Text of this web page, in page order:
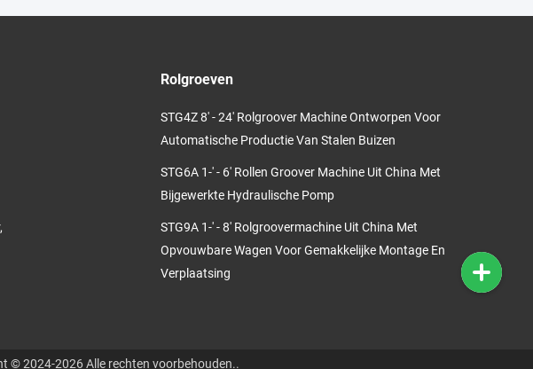
Rolgroeven
STG4Z 8' - 24' Rolgroover Machine Ontworpen Voor
Automatische Productie Van Stalen Buizen
STG6A 1-' - 6' Rollen Groover Machine Uit China Met
Bijgewerkte Hydraulische Pomp
STG9A 1-' - 8' Rolgroovermachine Uit China Met
Opvouwbare Wagen Voor Gemakkelijke Montage En
Verplaatsing
© 2024-2026 Alle rechten voorbehouden..